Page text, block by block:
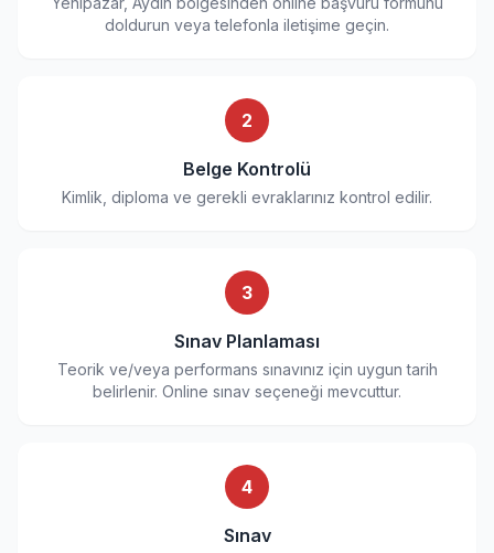
doldurun veya telefonla iletişime geçin.
2
Belge Kontrolü
Kimlik, diploma ve gerekli evraklarınız kontrol edilir.
3
Sınav Planlaması
Teorik ve/veya performans sınavınız için uygun tarih
belirlenir. Online sınav seçeneği mevcuttur.
4
Sınav